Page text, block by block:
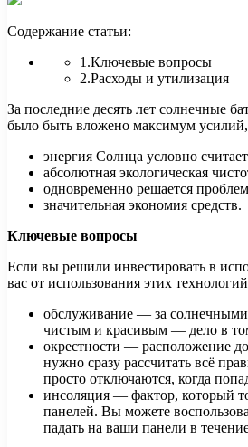
Содержание статьи:
1.Ключевые вопросы
2.Расходы и утилизация
За последние десять лет солнечные
было быть вложено максимум
энергия Солнца условно
абсолютная экологическая
одновременно решается
значительная экономия средств.
Ключевые вопросы
Если вы решили инвестировать в
вас от использования этих
обслуживание — за солнечными
чистым и красивым — дело в
окрестности — расположение
нужно сразу рассчитать всё
просто отключаются, когда
инсоляция — фактор, который
панелей. Вы можете
падать на ваши панели в